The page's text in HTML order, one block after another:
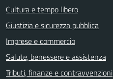
Cultura e tempo libero
Giustizia e sicurezza pubblica
Imprese e commercio
Salute, benessere e assistenza
Tributi, finanze e contravvenzioni